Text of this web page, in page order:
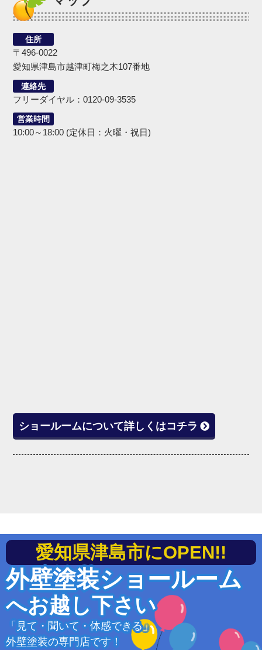
住所
〒496-0022
愛知県津島市越津町梅之木107番地
連絡先
フリーダイヤル：0120-09-3535
営業時間
10:00～18:00 (定休日：火曜・祝日)
ショールームについて詳しくはコチラ
愛知県津島市にOPEN!!
外壁塗装ショールーム
へお越し下さい
「見て・聞いて・体感できる」
外壁塗装の専門店です！